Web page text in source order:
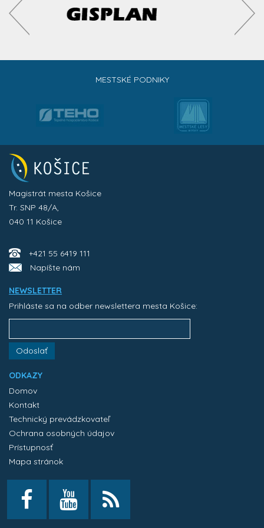
MESTSKÉ PODNIKY
Magistrát mesta Košice
Tr. SNP 48/A,
040 11 Košice
+421 55 6419 111
Napíšte nám
NEWSLETTER
Prihláste sa na odber newslettera mesta Košice:
Odoslať
ODKAZY
Domov
Kontakt
Technický prevádzkovateľ
Ochrana osobných údajov
Prístupnosť
Mapa stránok